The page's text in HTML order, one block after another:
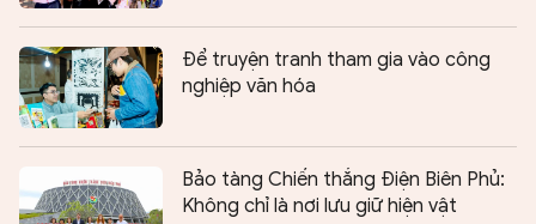
Để truyện tranh tham gia vào công
nghiệp văn hóa
Bảo tàng Chiến thắng Điện Biên Phủ:
Không chỉ là nơi lưu giữ hiện vật